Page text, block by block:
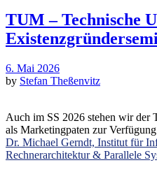
TUM – Technische
6. Mai 2026
by Stefan Theßenvitz
Auch im SS 2026 stehen wir der
als Marketingpaten zur
Dr. Michael Gerndt, Institut für
Rechnerarchitektur & Parallele